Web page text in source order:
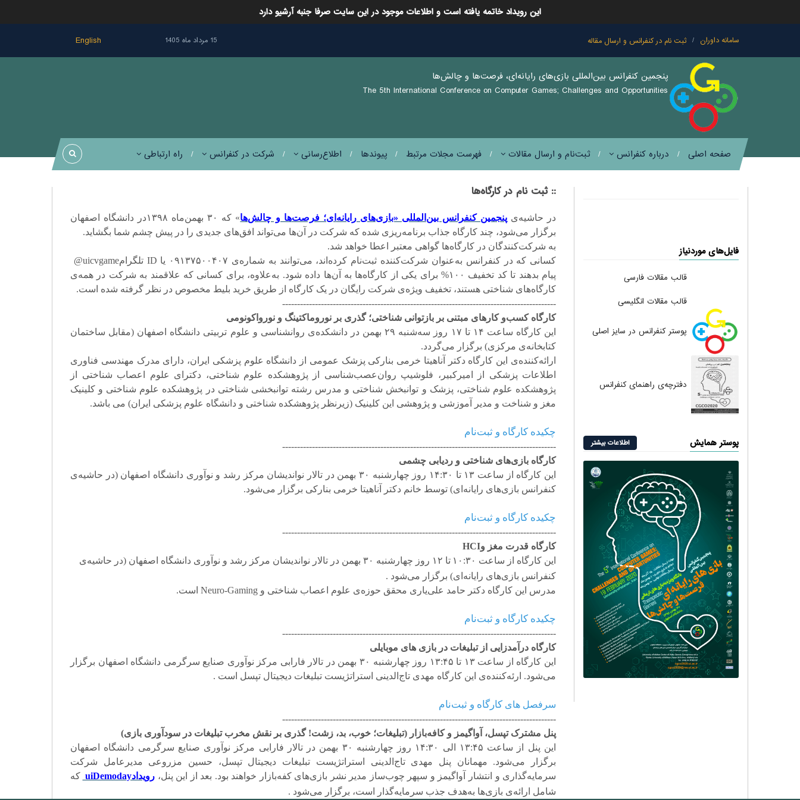
این رویداد خاتمه یافته است و اطلاعات موجود در این سایت صرفا جنبه آرشیو دارد
سامانه داوران ثبت نام در کنفرانس و ارسال مقاله 15 مرداد ماه 1405 English
پنجمين كنفرانس بين‌المللی بازی‌های رايانه‌ای، فرصت‌ها و چالش‌ها
The 5th International Conference on Computer Games; Challenges and Opportunities
صفحه اصلی درباره کنفرانس ثبت‌نام و ارسال مقالات فهرست مجلات مرتبط پيوندها اطلاع‌رسانی شرکت در کنفرانس راه ارتباطی
:: ثبت نام در کارگاه‌ها
در حاشیهیپنجمین کنفرانس بین المللی «بازیهای رایانه ای؛ فرصتها و چالشها« که ۳۰بهمنماه ۱۳۹۸در دانشگاه اصفهان
برگزار میشود، چند کارگاه جذاب برنامهریزی شده که شرکت در آنها میتواند افقهای جدیدی را در پیش چشم شما بگشاید.
به شرکتکنندگان در کارگاهها گواهی معتبر اعطا خواهد شد.
کسانی که در کنفرانس بهعنوان شرکتکننده ثبتنام کرده اند، میتوانند به شمارهی ۰۹۱۳۷۵۰۰۴۰۷ یا IDتلگرام@uicvgame
پیام بدهند تا کد تخفیف ۱۰۰% برای یکی از کارگاهها به آنها داده شود. بهعلاوه، برای کسانی که علاقمند به شرکت در همهی
کارگاههای شناختی هستند، تخفیف ویژهی شرکت رایگان در یک کارگاه از طریق خرید بلیط مخصوص در نظر گرفته شده است.
--------------------------------------------------------------------------------------------
کارگاه کسبو کارهای مبتنی بر بازتوانی شناختی؛ گذری بر نوروماکتینگ و نورواکونومی
این کارگاه ساعت ۱۴ تا ۱۷ روز سهشنبه ۲۹ بهمن در دانشکدهی روانشناسی و علوم تربیتی دانشگاه اصفهان (مقابل ساختمان
کتابخانهی مرکزی) برگزار میگردد.
ارائهکنندهی این کارگاه دکتر آناهیتا خرمی بنارکی پزشک عمومی از دانشگاه علوم پزشکی ایران، دارای مدرک مهندسی فناوری
اطلاعات پزشکی از امیرکبیر، فلوشیپ روانعصبشناسی از پژوهشکده علوم شناختی، دکترای علوم اعصاب شناختی از
پژوهشکده علوم شناختی، پزشک و توانبخش شناختی و مدرس رشته توانبخشی شناختی در پژوهشکده علوم شناختی و کلینیک
مغز و شناخت و مدیر آموزشی و پژوهشی این کلینیک (زیرنظر پژوهشکده شناختی و دانشگاه علوم پزشکی ایران) می باشد.
چکیده کارگاه و ثبت‌نام
--------------------------------------------------------------------------------------------
کارگاه بازیهای شناختی و ردیابی چشمی
این کارگاه از ساعت ۱۳ تا ۱۴:۳۰ روز چهارشنبه ۳۰ بهمن در تالار نواندیشان مرکز رشد و نوآوری دانشگاه اصفهان (در حاشیهی
کنفرانس بازیهای رایانه ای) توسط خانم دکتر آناهیتا خرمی بنارکی برگزار میشود.
چکیده کارگاه و ثبت‌نام
--------------------------------------------------------------------------------------------
کارگاه قدرت مغز وHCI
این کارگاه از ساعت ۱۰:۳۰ تا ۱۲ روز چهارشنبه ۳۰ بهمن در تالار نواندیشان مرکز رشد و نوآوری دانشگاه اصفهان (در حاشیهی
کنفرانس بازیهای رایانه ای) برگزار میشود .
مدرس این کارگاه دکتر حامد علییاری محقق حوزهی علوم اعصاب شناختی و Neuro-Gaming است.
چکیده کارگاه و ثبت‌نام
--------------------------------------------------------------------------------------------
کارگاه درآمدزایی از تبلیغات در بازی های موبایلی
این کارگاه از ساعت ۱۳ تا ۱۳:۴۵ روز چهارشنبه ۳۰بهمن در تالار فارابی مرکز نوآوری صنایع سرگرمی دانشگاه اصفهان برگزار
میشود. ارئهکنندهی این کارگاه مهدی تاج الدینی استراتژیست تبلیغات دیجیتال تپسل است .
سرفصل های کارگاه و ثبت‌نام
--------------------------------------------------------------------------------------------
پنل مشترک تپسل، آواگیمز و کافهبازار (تبلیغات؛ خوب، بد، زشت! گذری بر نقش مخرب تبلیغات در سودآوری بازی)
این پنل از ساعت ۱۳:۴۵ الی ۱۴:۳۰ روز چهارشنبه ۳۰ بهمن در تالار فارابی مرکز نوآوری صنایع سرگرمی دانشگاه اصفهان
برگزار میشود. مهمانان پنل مهدی تاج الدینی استراتژیست تبلیغات دیجیتال تپسل، حسین مزروعی مدیرعامل شرکت
سرمایهگذاری و انتشار آواگیمز و سپهر چوبساز مدیر نشر بازیهای کفهبازار خواهند بود. بعد از این پنل، رویدادuiDemoday که
شامل ارائهی بازیها بههدف جذب سرمایهگذار است، برگزار میشود .
فایل‌های موردنیاز
قالب مقالات فارسی
قالب مقالات انگلیسی
پوستر کنفرانس در سایز اصلی
دفترچه‌ی راهنمای کنفرانس
پوستر همایش اطلاعات بیشتر